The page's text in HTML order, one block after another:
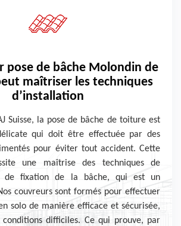
pose de bâche Molondin de
maîtriser les techniques
d’installation
Suisse, la pose de bâche de toiture est
qui doit être effectuée par des
pour éviter tout accident. Cette
une maîtrise des techniques de
de fixation de la bâche, qui est un
couvreurs sont formés pour effectuer
solo de manière efficace et sécurisée,
conditions difficiles. Ce qui prouve, par